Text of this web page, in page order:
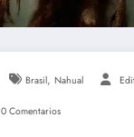
Brasil, Nahual
0 Comentarios